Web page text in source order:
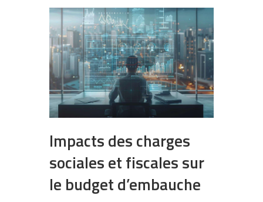
Impacts des charges
sociales et fiscales sur
le budget d’embauche